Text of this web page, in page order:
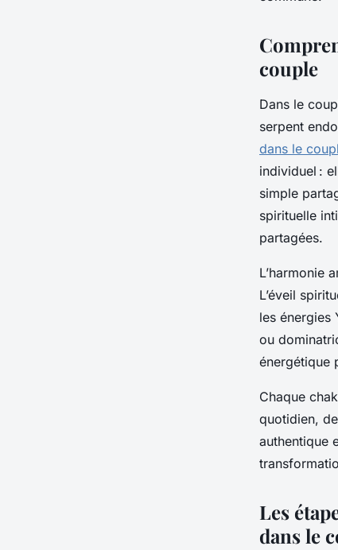
couple
Dans le
serpent
dans le
individuel :
simple
spirituelle
partagées.
L’harmonie
L’éveil
les énergies
ou
énergétique
Chaque
quotidien,
authentique
Les
dans le